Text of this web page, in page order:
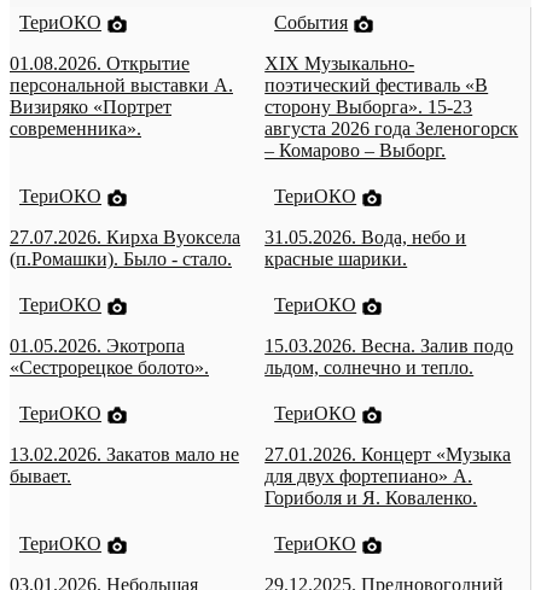
ТериОКО
01.08.2026. Открытие
персональной выставки А.
Визиряко «Портрет
современника».
События
XIX Музыкально-
поэтический фестиваль «В
сторону Выборга». 15-23
августа 2026 года Зеленогорск
– Комарово – Выборг.
ТериОКО
27.07.2026. Кирха Вуоксела
(п.Ромашки). Было - стало.
ТериОКО
31.05.2026. Вода, небо и
красные шарики.
ТериОКО
01.05.2026. Экотропа
«Сестрорецкое болото».
ТериОКО
15.03.2026. Весна. Залив подо
льдом, солнечно и тепло.
ТериОКО
13.02.2026. Закатов мало не
бывает.
ТериОКО
27.01.2026. Концерт «Музыка
для двух фортепиано» А.
Гориболя и Я. Коваленко.
ТериОКО
03.01.2026. Небольшая
ТериОКО
29.12.2025. Предновогодний